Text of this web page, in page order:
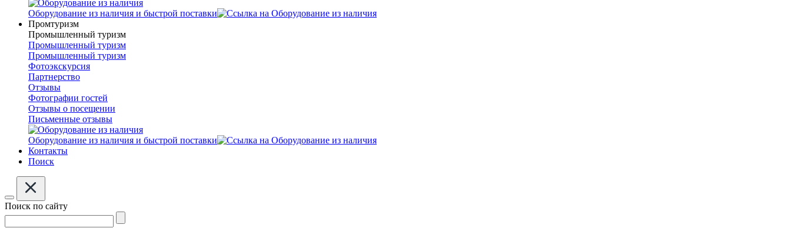
Оборудование из наличия и быстрой поставки
Промтуризм
Промышленный туризм
Промышленный туризм
Промышленный туризм
Фотоэкскурсия
Партнерство
Отзывы
Фотографии гостей
Отзывы о посещении
Письменные отзывы
Оборудование из наличия и быстрой поставки
Контакты
Поиск
Поиск по сайту